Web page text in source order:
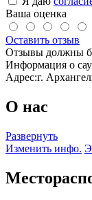
Ваша оценка
Оставить отзыв
Отзывы должны
Информация о
Адрес:г.
О нас
Развернуть
Изменить инфо.